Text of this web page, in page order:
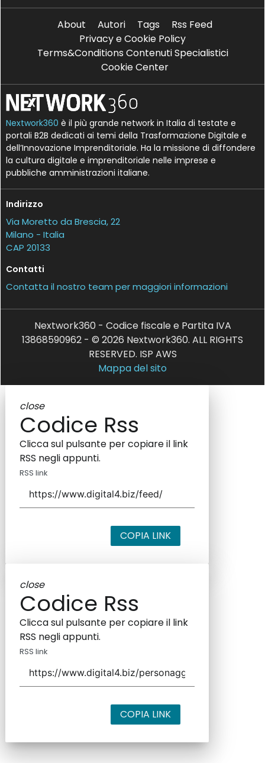
About Autori Tags
Rss Feed
Privacy e Cookie Policy
Terms&Conditions Contenuti Specialistici
Cookie Center
Nextwork360 è il più grande network in Italia di testate e
portali B2B dedicati ai temi della Trasformazione Digitale e
dell’Innovazione Imprenditoriale. Ha la missione di diffondere
la cultura digitale e imprenditoriale nelle imprese e
pubbliche amministrazioni italiane.
Indirizzo
Via Moretto da Brescia, 22
Milano - Italia
CAP 20133
Contatti
Contatta il nostro team per maggiori informazioni
Nextwork360 - Codice fiscale e Partita IVA
13868590962 - © 2026 Nextwork360. ALL RIGHTS
RESERVED. ISP AWS
Mappa del sito
close
Codice Rss
Clicca sul pulsante per copiare il link
RSS negli appunti.
RSS link
COPIA LINK
close
Codice Rss
Clicca sul pulsante per copiare il link
RSS negli appunti.
RSS link
COPIA LINK